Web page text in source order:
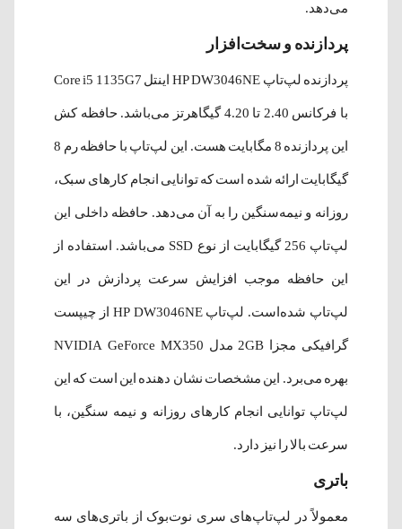
می‌دهد.
پردازنده و سخت‌افزار
پردازنده لپ‌تاپ HP DW3046NE اینتل Core i5 1135G7
با فرکانس 2.40 تا 4.20 گیگاهرتز می‌باشد. حافظه کش
این پردازنده 8 مگابایت هست. این لپ‌تاپ با حافظه رم 8
گیگابایت ارائه شده است که توانایی انجام کارهای سبک،
روزانه و نیمه‌سنگین را به آن می‌دهد. حافظه داخلی این
لپ‌تاپ 256 گیگابایت از نوع SSD می‌باشد. استفاده از
این حافظه موجب افزایش سرعت پردازش در این
لپ‌تاپ شده‌است. لپ‌تاپ HP DW3046NE از چیپست
گرافیکی مجزا 2GB مدل NVIDIA GeForce MX350
بهره می‌برد. این مشخصات نشان دهنده این است که این
لپ‌تاپ توانایی انجام کارهای روزانه و نیمه سنگین، با
سرعت بالا را نیز دارد.
باتری
معمولاً در لپ‌تاپ‌های سری نوت‌بوک از باتری‌های سه